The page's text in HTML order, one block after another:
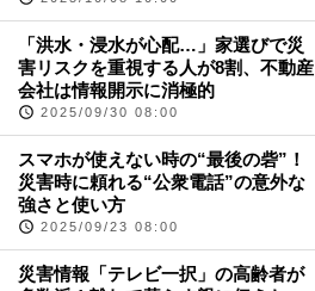
「洪水・浸水が心配…」家選びで災
害リスクを重視する人が8割、不動産
会社は情報開示に消極的
2025/09/30 08:00
スマホが使えない時の“最後の砦”！
災害時に頼れる“公衆電話”の意外な
強さと使い方
2025/09/23 08:00
災害情報「テレビ一択」の高齢者が